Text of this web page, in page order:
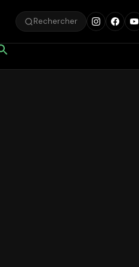
Rechercher